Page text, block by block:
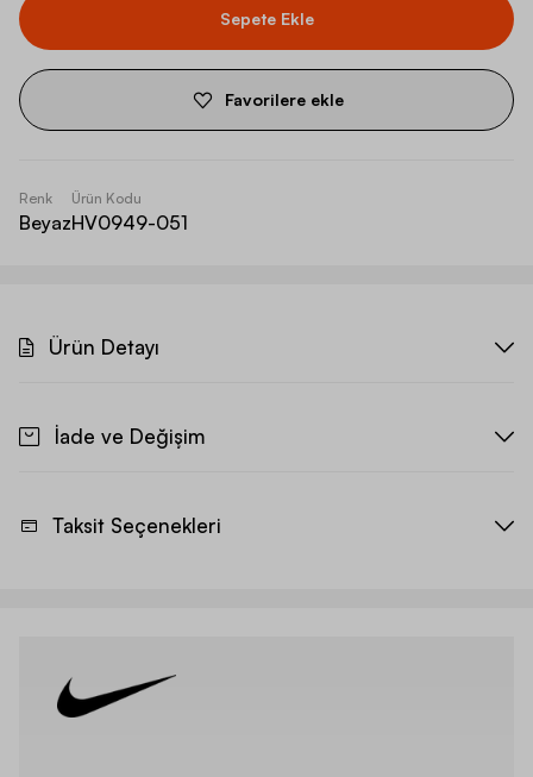
Sepete Ekle
Favorilere ekle
Renk
Beyaz
Ürün Kodu
HV0949-051
Ürün Detayı
İade ve Değişim
Taksit Seçenekleri